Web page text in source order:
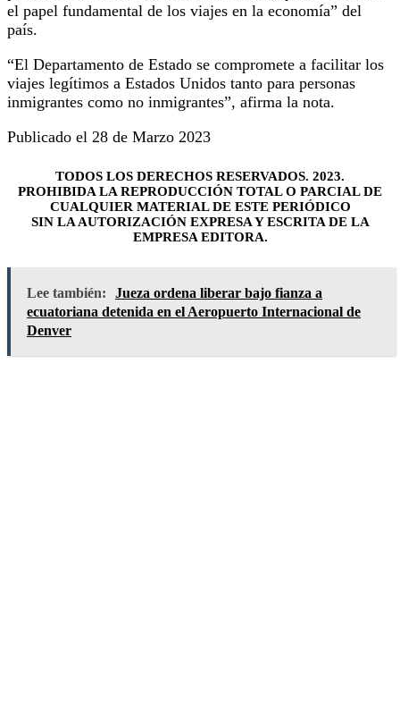
el papel fundamental de los viajes en la economía” del
país.
“El Departamento de Estado se compromete a facilitar los
viajes legítimos a Estados Unidos tanto para personas
inmigrantes como no inmigrantes”, afirma la nota.
Publicado el 28 de Marzo 2023
TODOS LOS DERECHOS RESERVADOS. 2023.
PROHIBIDA LA REPRODUCCIÓN TOTAL O PARCIAL DE
CUALQUIER MATERIAL DE ESTE PERIÓDICO
SIN LA AUTORIZACIÓN EXPRESA Y ESCRITA DE LA
EMPRESA EDITORA.
Lee también:
Jueza ordena liberar bajo fianza a
ecuatoriana detenida en el Aeropuerto Internacional de
Denver